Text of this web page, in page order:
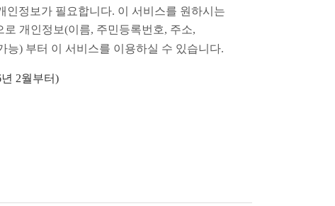
인정보가 필요합니다. 이 서비스를 원하시는
로 개인정보(이름, 주민등록번호, 주소,
능) 부터 이 서비스를 이용하실 수 있습니다.
년 2월부터)